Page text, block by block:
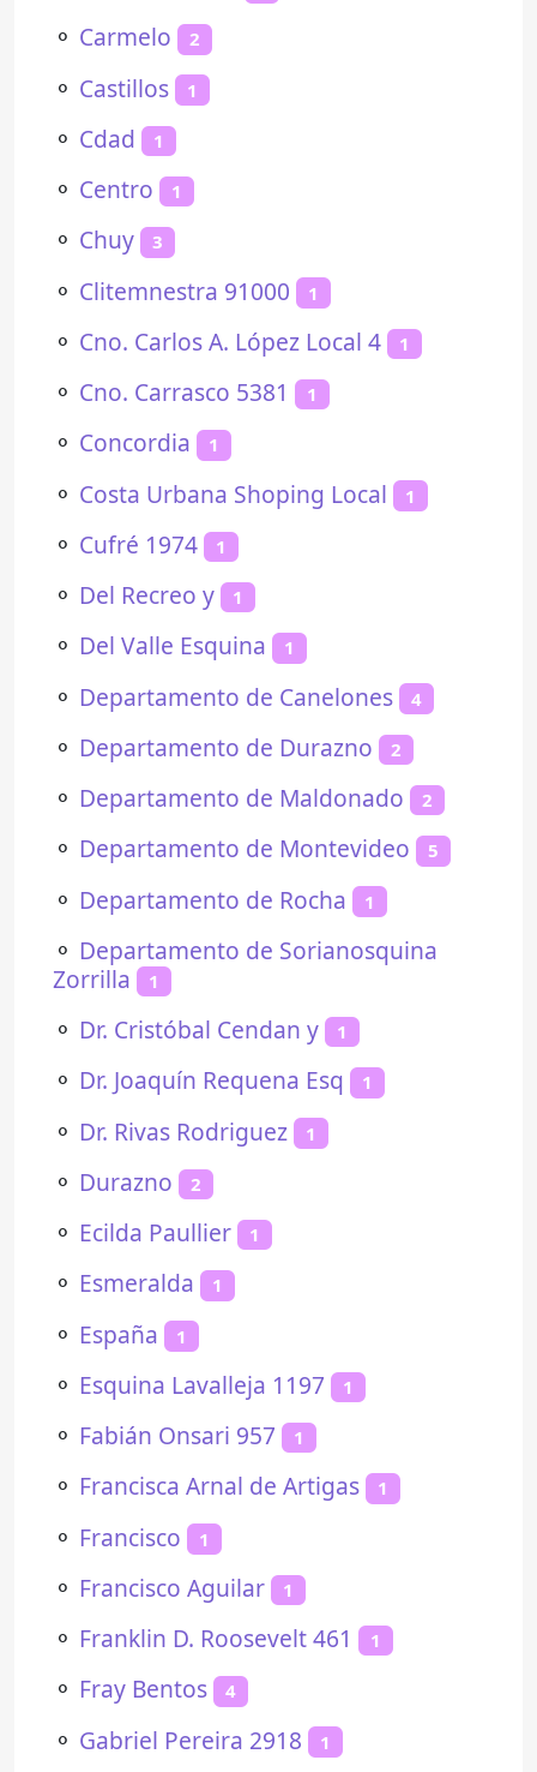
⚬ Carmelo 2
⚬ Castillos 1
⚬ Cdad 1
⚬ Centro 1
⚬ Chuy 3
⚬ Clitemnestra 91000 1
⚬ Cno. Carlos A. López Local 4 1
⚬ Cno. Carrasco 5381 1
⚬ Concordia 1
⚬ Costa Urbana Shoping Local 1
⚬ Cufré 1974 1
⚬ Del Recreo y 1
⚬ Del Valle Esquina 1
⚬ Departamento de Canelones 4
⚬ Departamento de Durazno 2
⚬ Departamento de Maldonado 2
⚬ Departamento de Montevideo 5
⚬ Departamento de Rocha 1
⚬ Departamento de Sorianosquina
Zorrilla
1
⚬ Dr. Cristóbal Cendan y 1
⚬ Dr. Joaquín Requena Esq 1
⚬ Dr. Rivas Rodriguez 1
⚬ Durazno 2
⚬ Ecilda Paullier 1
⚬ Esmeralda 1
⚬ España 1
⚬ Esquina Lavalleja 1197 1
⚬ Fabián Onsari 957 1
⚬ Francisca Arnal de Artigas 1
⚬ Francisco 1
⚬ Francisco Aguilar 1
⚬ Franklin D. Roosevelt 461 1
⚬ Fray Bentos 4
⚬ Gabriel Pereira 2918 1